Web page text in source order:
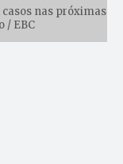
nas próximas
/ EBC